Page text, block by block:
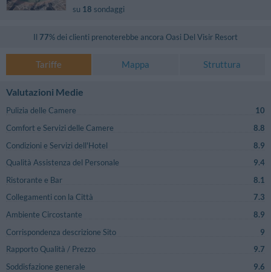
su 18 sondaggi
Il 77% dei clienti prenoterebbe ancora Oasi Del Visir Resort
Tariffe Mappa Struttura
Valutazioni Medie
Pulizia delle Camere
10
Comfort e Servizi delle Camere
8.8
Condizioni e Servizi dell'Hotel
8.9
Qualità Assistenza del Personale
9.4
Ristorante e Bar
8.1
Collegamenti con la Città
7.3
Ambiente Circostante
8.9
Corrispondenza descrizione Sito
9
Rapporto Qualità / Prezzo
9.7
Soddisfazione generale
9.6